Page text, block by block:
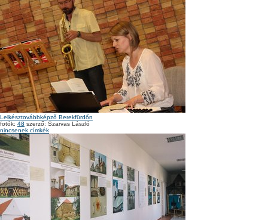
Lelkésztovábbképző Berekfürdőn
fotók: 48 szerző: Szarvas László
nincsenek címkék